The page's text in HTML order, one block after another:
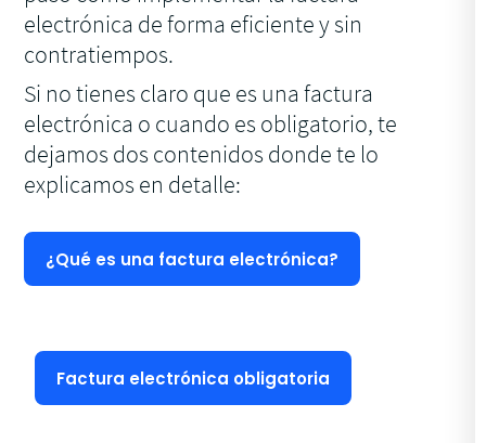
electrónica de forma eficiente y sin
contratiempos.
Si no tienes claro que es una factura
electrónica o cuando es obligatorio, te
dejamos dos contenidos donde te lo
explicamos en detalle:
¿Qué es una factura electrónica?
Factura electrónica obligatoria